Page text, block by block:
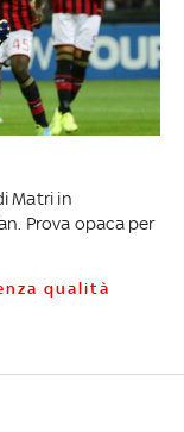
Matri in
Prova opaca per
qualità